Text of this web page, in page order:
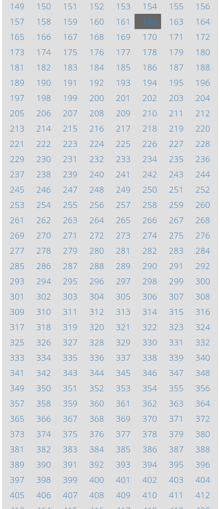
149
150 151 152 153 154 155
156
157
158 159 160 161 162 163
164
165
166 167 168 169 170 171
172
173
174 175 176 177 178 179
180
181
182 183 184 185 186 187
188
189
190 191 192 193 194 195
196
197
198 199 200 201 202 203
204
205
206 207 208 209 210 211
212
213
214 215 216 217 218 219
220
221
222 223 224 225 226 227
228
229
230 231 232 233 234 235
236
237
238 239 240 241 242 243
244
245
246 247 248 249 250 251
252
253
254 255 256 257 258 259
260
261
262 263 264 265 266 267
268
269
270 271 272 273 274 275
276
277
278 279 280 281 282 283
284
285
286 287 288 289 290 291
292
293
294 295 296 297 298 299
300
301
302 303 304 305 306 307
308
309
310 311 312 313 314 315
316
317
318 319 320 321 322 323
324
325
326 327 328 329 330 331
332
333
334 335 336 337 338 339
340
341
342 343 344 345 346 347
348
349
350 351 352 353 354 355
356
357
358 359 360 361 362 363
364
365
366 367 368 369 370 371
372
373
374 375 376 377 378 379
380
381
382 383 384 385 386 387
388
389
390 391 392 393 394 395
396
397
398 399 400 401 402 403
404
405
406 407 408 409 410 411
412